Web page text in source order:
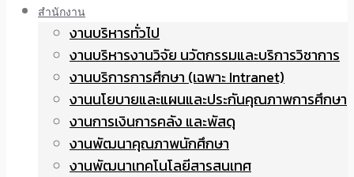
สำนักงาน
งานบริหารทั่วไป
งานบริหารงานวิจัย นวัตกรรมและบริการวิชาการ
งานบริการการศึกษา (เฉพาะ Intranet)
งานนโยบายและแผนและประกันคุณภาพการศึกษา
งานการเงินการคลัง และพัสดุ
งานพัฒนาคุณภาพนักศึกษา
งานพัฒนาเทคโนโลยีสารสนเทศ